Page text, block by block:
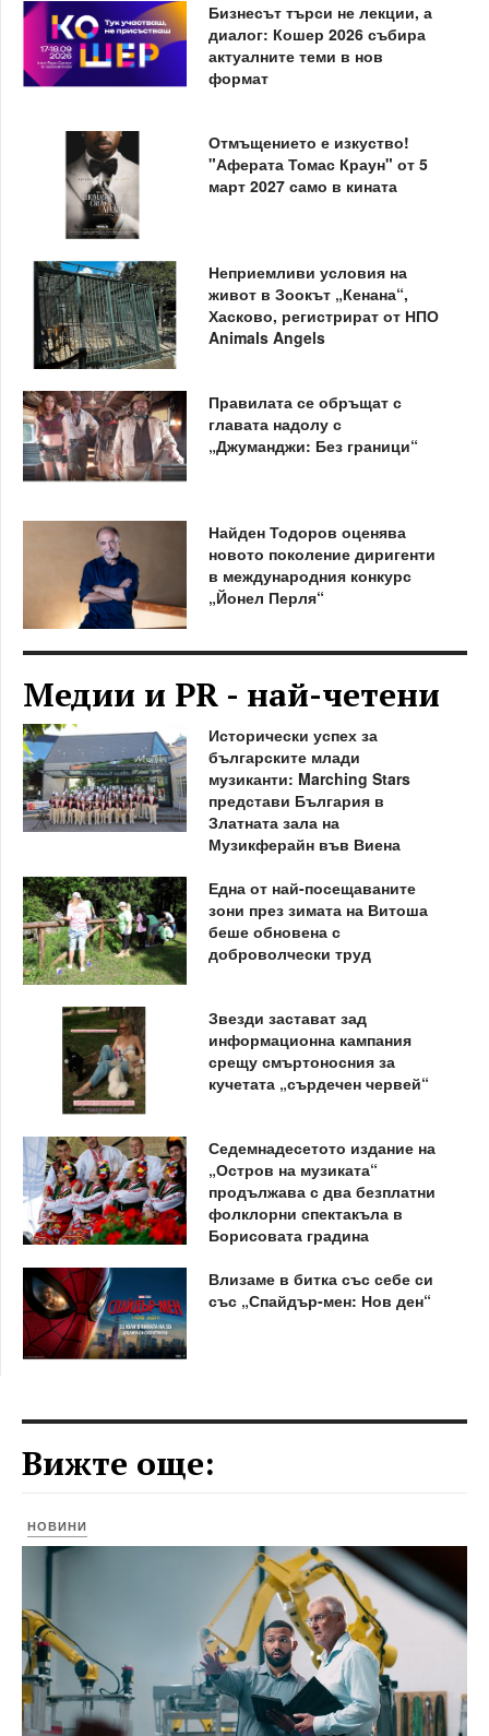
Бизнесът търси не лекции, а
диалог: Кошер 2026 събира
актуалните теми в нов
формат
Отмъщението е изкуство!
"Аферата Томас Краун" от 5
март 2027 само в кината
Неприемливи условия на
живот в Зоокът „Кенана“,
Хасково, регистрират от НПО
Animals Angels
Правилата се обръщат с
главата надолу с
„Джуманджи: Без граници“
Найден Тодоров оценява
новото поколение диригенти
в международния конкурс
„Йонел Перля“
Медии и PR - най-четени
Исторически успех за
българските млади
музиканти: Marching Stars
представи България в
Златната зала на
Музикферайн във Виена
Една от най-посещаваните
зони през зимата на Витоша
беше обновена с
доброволчески труд
Звезди застават зад
информационна кампания
срещу смъртоносния за
кучетата „сърдечен червей“
Седемнадесетото издание на
„Остров на музиката“
продължава с два безплатни
фолклорни спектакъла в
Борисовата градина
Влизаме в битка със себе си
със „Спайдър-мен: Нов ден“
Вижте още:
НОВИНИ